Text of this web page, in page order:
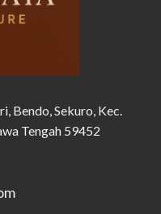
Bendo, Sekuro, Kec.
Tengah 59452